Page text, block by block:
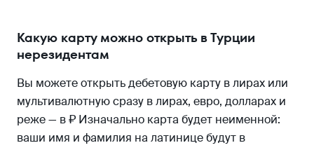
Какую карту можно открыть в Турции
нерезидентам
Вы можете открыть дебетовую карту в лирах или
мультивалютную сразу в лирах, евро, долларах и
реже — в ₽ Изначально карта будет неименной:
ваши имя и фамилия на латинице будут в